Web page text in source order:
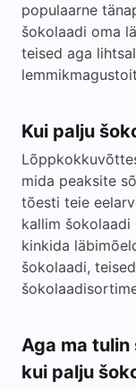
populaarne
šokolaadi oma
teised aga
Kui palju
mida peaksite
tõesti teie
kallim šokolaadi
kinkida
šokolaadi,
Aga ma tulin
kui palju